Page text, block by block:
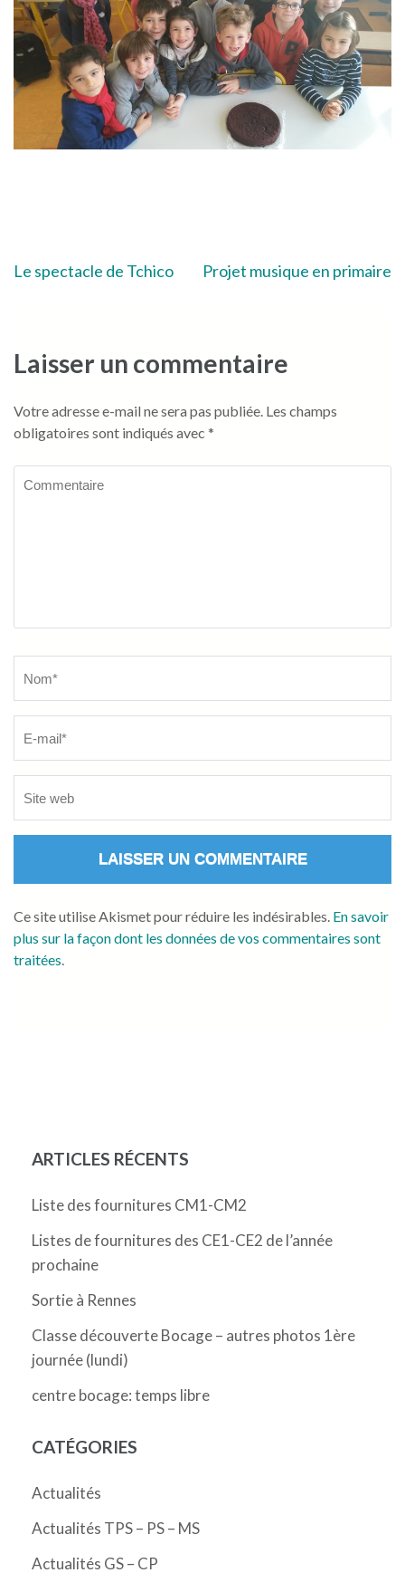
Navigation
l’article
Le spectacle de Tchico Projet musique en primaire
Laisser un commentaire
Votre adresse e-mail ne sera pas publiée. Les champs
obligatoires sont indiqués avec *
Ce site utilise Akismet pour réduire les indésirables. En savoir
plus sur la façon dont les données de vos commentaires sont
traitées.
ARTICLES RÉCENTS
Liste des fournitures CM1-CM2
Listes de fournitures des CE1-CE2 de l’année
prochaine
Sortie à Rennes
Classe découverte Bocage – autres photos 1ère
journée (lundi)
centre bocage: temps libre
CATÉGORIES
Actualités
Actualités TPS – PS – MS
Actualités GS – CP